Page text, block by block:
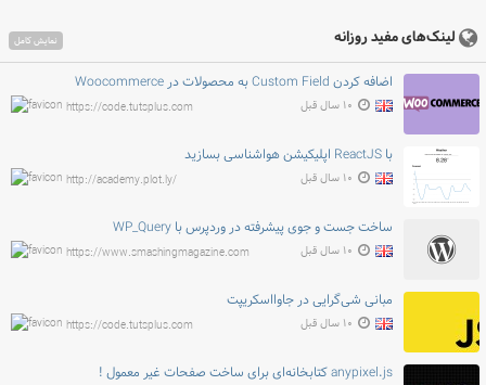
لینک‌های مفید روزانه نمایش کامل
اضافه کردن Custom Field به محصولات در Woocommerce
https://code.tutsplus.com ۱۰ سال قبل
با ReactJS اپلیکیشن هواشناسی بسازید
http://academy.plot.ly/ ۱۰ سال قبل
ساخت جست و جوی پیشرفته در وردپرس با WP_Query
https://www.smashingmagazine.com ۱۰ سال قبل
مبانی شی‌گرایی در جاوااسکریپت
https://code.tutsplus.com ۱۰ سال قبل
anypixel.js کتابخانه‌ای برای ساخت صفحات غیر معمول !